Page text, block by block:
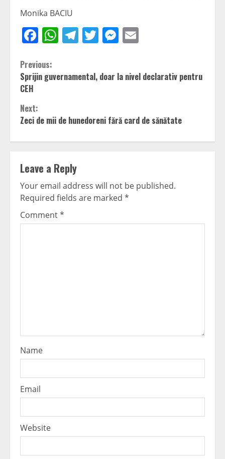
Monika BACIU
Facebook
WhatsApp
Telegram
TwitterMessenger
Continue
Reading
Previous:
Sprijin guvernamental, doar la nivel declarativ pentru
CEH
Next:
Zeci de mii de hunedoreni fără card de sănătate
Leave a Reply
Your email address will not be published.
Required fields are marked *
Comment*
Name
Email
Website